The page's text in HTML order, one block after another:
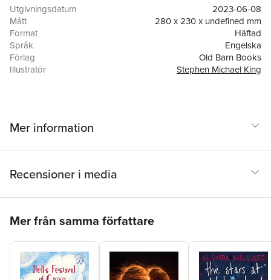
pictures in this evocative story: a beautiful lullaby about what we
can be for each other.
Utgivningsdatum
2023-06-08
Mått
280 x 230 x undefined mm
Format
Häftad
Språk
Engelska
Förlag
Old Barn Books
Illustratör
Stephen Michael King
Mer information
Recensioner i media
Mer från samma författare